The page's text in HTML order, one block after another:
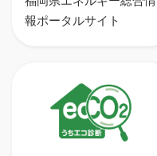
報ポータルサイト